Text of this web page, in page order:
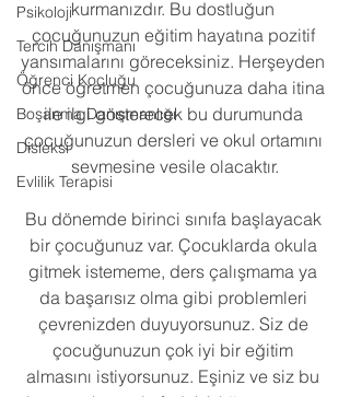
Psikoloji
Tercih Danışmanı
Öğrenci Koçluğu
Boşanma Danışmanlığı
Disleksi
Evlilik Terapisi
kurmanızdır. Bu dostluğun
çocuğunuzun eğitim hayatına pozitif
yansımalarını göreceksiniz. Herşeyden
önce öğretmen çocuğunuza daha itina
ile ilgi gösterecek bu durumunda
çocuğunuzun dersleri ve okul ortamını
sevmesine vesile olacaktır.
Bu dönemde birinci sınıfa başlayacak
bir çocuğunuz var. Çocuklarda okula
gitmek istememe, ders çalışmama ya
da başarısız olma gibi problemleri
çevrenizden duyuyorsunuz. Siz de
çocuğunuzun çok iyi bir eğitim
almasını istiyorsunuz. Eşiniz ve siz bu